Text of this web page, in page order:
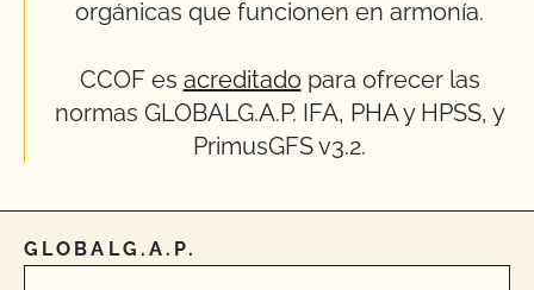
orgánicas que funcionen en armonía.
CCOF es acreditadopara ofrecer las
normas GLOBALG.A.P. IFA, PHA y HPSS, y
PrimusGFS v3.2.
GLOBALG.A.P.